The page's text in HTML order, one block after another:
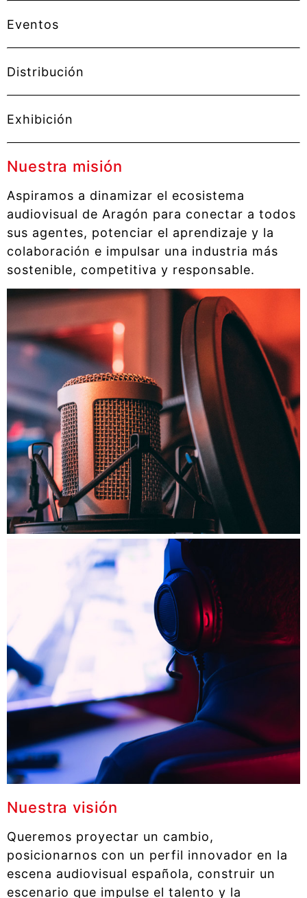
Eventos
Distribución
Exhibición
Nuestra misión
Aspiramos a dinamizar el ecosistema
audiovisual de Aragón para conectar a todos
sus agentes, potenciar el aprendizaje y la
colaboración e impulsar una industria más
sostenible, competitiva y responsable.
Nuestra visión
Queremos proyectar un cambio,
posicionarnos con un perfil innovador en la
escena audiovisual española, construir un
escenario que impulse el talento y la